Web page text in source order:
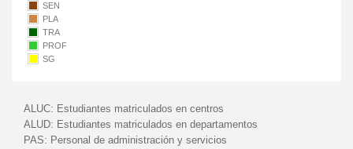
SEN
PLA
TRA
PROF
SG
ALUC: Estudiantes matriculados en centros
ALUD: Estudiantes matriculados en departamentos
PAS: Personal de administración y servicios